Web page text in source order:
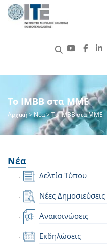
Το IMBB στα ΜΜΕ
Αρχική>Νέα> Το IMBB στα ΜΜΕ
Νέα
Δελτία Τύπου
Νέες Δημοσιεύσεις
Ανακοινώσεις
Εκδηλώσεις